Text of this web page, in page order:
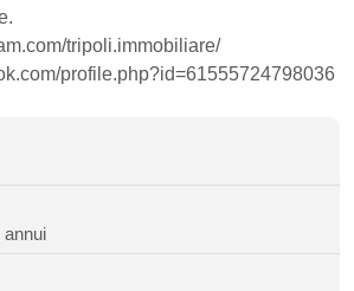
tripoli.immobiliare/
profile.php?id=61555724798036
annui